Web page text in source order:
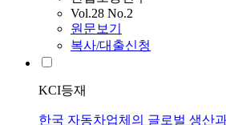
Vol.28 No.2
원문보기
복사/대출신청
KCI등재
한국 자동차업체의 글로벌 생산